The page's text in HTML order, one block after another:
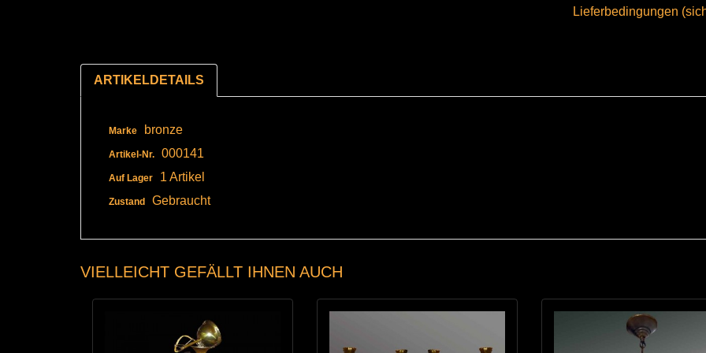
Lieferbedingungen
ARTIKELDETAILS
Marke bronze
Artikel-Nr. 000141
Auf Lager 1 Artikel
Zustand Gebraucht
VIELLEICHT GEFÄLLT IHNEN AUCH